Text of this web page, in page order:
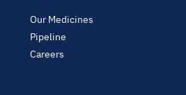
Our Medicines
Pipeline
Careers